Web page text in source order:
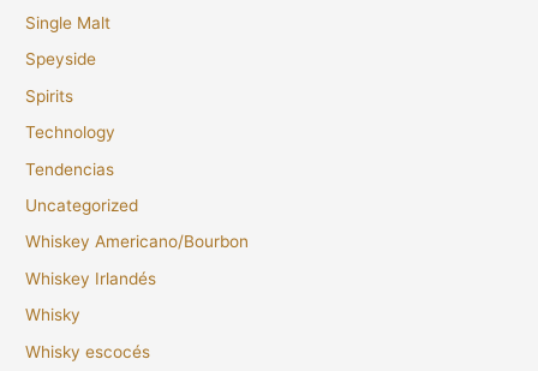
Single Malt
Speyside
Spirits
Technology
Tendencias
Uncategorized
Whiskey Americano/Bourbon
Whiskey Irlandés
Whisky
Whisky escocés